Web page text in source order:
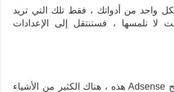
واحد من أدواتك ، فقط تلك التي تريد
لا تلمسها ، فستنتقل إلى الإعدادات
كما تعلمت من نصائح Adsense هذه ، هناك الكثير من الأشياء